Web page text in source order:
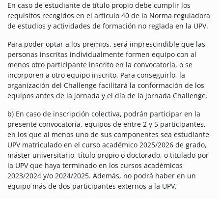
En caso de estudiante de título propio debe cumplir los
requisitos recogidos en el artículo 40 de la Norma reguladora
de estudios y actividades de formación no reglada en la UPV.
Para poder optar a los premios, será imprescindible que las
personas inscritas individualmente formen equipo con al
menos otro participante inscrito en la convocatoria, o se
incorporen a otro equipo inscrito. Para conseguirlo, la
organización del Challenge facilitará la conformación de los
equipos antes de la jornada y el día de la jornada Challenge.
b) En caso de inscripción colectiva, podrán participar en la
presente convocatoria, equipos de entre 2 y 5 participantes,
en los que al menos uno de sus componentes sea estudiante
UPV matriculado en el curso académico 2025/2026 de grado,
máster universitario, título propio o doctorado, o titulado por
la UPV que haya terminado en los cursos académicos
2023/2024 y/o 2024/2025. Además, no podrá haber en un
equipo más de dos participantes externos a la UPV.